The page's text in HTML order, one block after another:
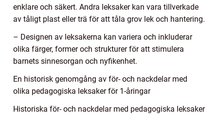
enklare och säkert. Andra leksaker kan vara tillverkade
av tåligt plast eller trä för att tåla grov lek och hantering.
– Designen av leksakerna kan variera och inkluderar
olika färger, former och strukturer för att stimulera
barnets sinnesorgan och nyfikenhet.
En historisk genomgång av för- och nackdelar med
olika pedagogiska leksaker för 1-åringar
Historiska för- och nackdelar med pedagogiska leksaker